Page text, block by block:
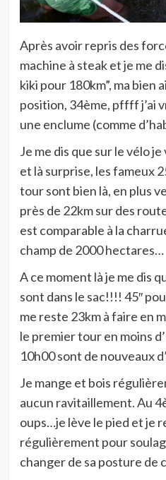
Après avoir repris des
machine à steak et je me
kiki pour 180km”, ma bien
position, 34ème, pffff j’ai
une enclume (comme
Je me dis que sur le vélo
et là surprise, les fameux
tour sont bien là, en plus
près de 22km sur des
est comparable à la
champ de 2000 hectares…
A ce moment là je me dis
sont dans le sac!!!! 45″
me reste 23km à faire en
le premier tour en moins
10h00 sont de nouveaux
Je mange et bois
aucun ravitaillement. Au
oups…je lève le pied et je
régulièrement pour
changer de sa posture de